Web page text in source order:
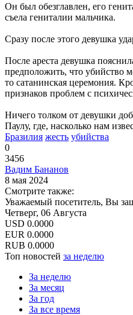
Он был обезглавлен, его
съела гениталии мальчика.
Сразу после этого девушка
После ареста девушка
предположить, что убийство
то сатанинская церемония.
признаков проблем с
Ничего толком от девушки
Паулу, где, насколько нам
Бразилия жесть убийства
0
3456
Вадим Бананов
8 мая 2024
Смотрите также:
Уважаемый посетитель, Вы
Четверг, 06 Августа
USD 0.0000
EUR 0.0000
RUB 0.0000
Топ новостей за неделю
За неделю
За месяц
За год
За все время